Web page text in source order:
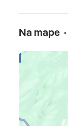
leteckej
Celková
komplexné
Pobytová
zariadení,
Výška
pričom sa
Na mape